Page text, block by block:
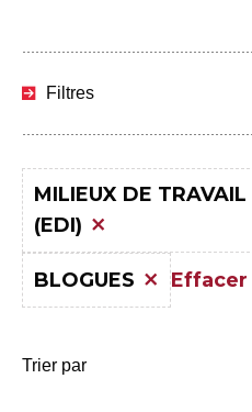
auxFiltres
MILIEUX DE TRAVAIL
(EDI)
BLOGUES
Trier par